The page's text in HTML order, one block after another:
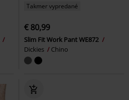
Takmer vypredané
€ 80,99
Slim Fit Work Pant WE872
Dickies
Chino